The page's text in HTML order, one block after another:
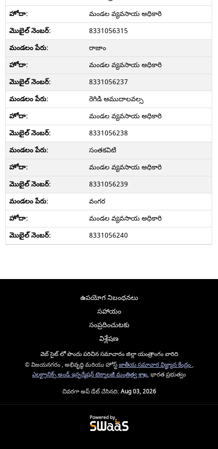
మండల వ్యవసాయ అధికారి
8331056315
రాజాం
మండల వ్యవసాయ అధికారి
8331056237
రెగిడి ఆముదాలవల్స
మండల వ్యవసాయ అధికారి
8331056238
సంతకవిటి
మండల వ్యవసాయ అధికారి
8331056239
వంగర
మండల వ్యవసాయ అధికారి
8331056240
ఉపయోగ నిబంధనలు
సహాయం
సంప్రదించుటకు
విశ్లేషణ
వెబ్ సైట్ లో పొందు పరిచిన సమాచారం జిల్లా యంత్రాంగం వారిది
© విజయనగరం , అభివృద్ధి మరియు హోస్ట్జాతీయ సమాచార విజ్ఞ్యాన కేంద్రం,
ఎలక్ట్రానిక్స్ అండ్ ఇన్ఫర్మేషన్ టెక్నాలజీ మంత్రిత్వ శాఖ, భారత ప్రభుత్వం
చివరగా అప్ డేట్ చేసినది: Aug 03, 2026